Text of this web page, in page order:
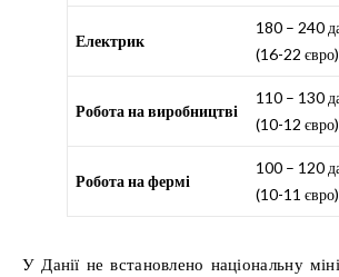
Електрик
180 – 240
(16-22 євро)
Робота на виробництві
110 – 130
(10-12 євро)
Робота на фермі
100 – 120
(10-11 євро)
У Данії не встановлено національну